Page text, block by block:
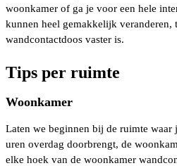
woonkamer of ga je voor een hele
kunnen heel gemakkelijk veranderen,
wandcontactdoos vaster is.
Tips per ruimte
Woonkamer
Laten we beginnen bij de ruimte waar
uren overdag doorbrengt, de
elke hoek van de woonkamer